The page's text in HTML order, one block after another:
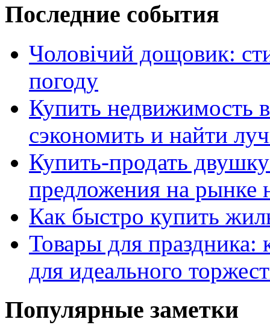
Последние события
Чоловічий дощовик:
погоду
Купить недвижимость
сэкономить и найти
Купить-продать
предложения на рынке
Как быстро купить
Товары для праздника:
для идеального
Популярные заметки